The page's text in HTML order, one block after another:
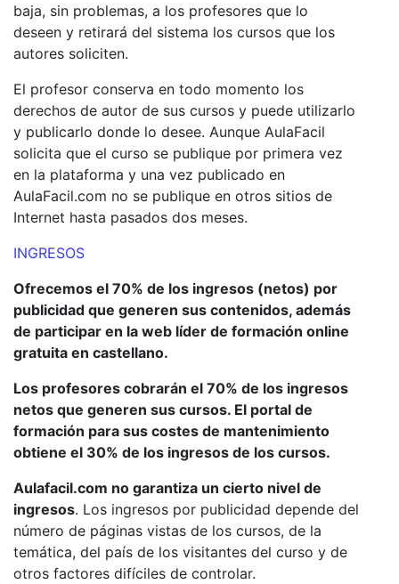
baja, sin problemas, a los profesores que lo
deseen y retirará del sistema los cursos que los
autores soliciten.
El profesor conserva en todo momento los
derechos de autor de sus cursos y puede utilizarlo
y publicarlo donde lo desee. Aunque AulaFacil
solicita que el curso se publique por primera vez
en la plataforma y una vez publicado en
AulaFacil.com no se publique en otros sitios de
Internet hasta pasados dos meses.
INGRESOS
Ofrecemos el 70% de los ingresos (netos) por
publicidad que generen sus contenidos, además
de participar en la web líder de formación online
gratuita en castellano.
Los profesores cobrarán el 70% de los ingresos
netos que generen sus cursos. El portal de
formación para sus costes de mantenimiento
obtiene el 30% de los ingresos de los cursos.
Aulafacil.com no garantiza un cierto nivel de
ingresos. Los ingresos por publicidad depende del
número de páginas vistas de los cursos, de la
temática, del país de los visitantes del curso y de
otros factores difíciles de controlar.